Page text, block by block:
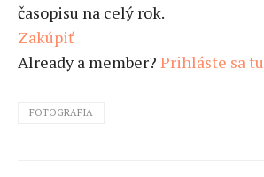
časopisu na celý rok.
Zakúpiť
Already a member? Prihláste sa tu
FOTOGRAFIA